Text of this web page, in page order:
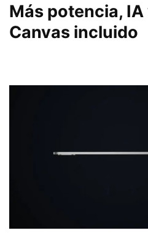
Más potencia, IA
Canvas incluido